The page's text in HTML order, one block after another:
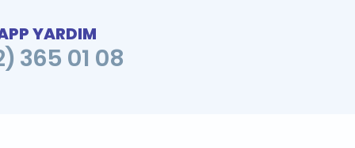
YARDIM
365 01 08